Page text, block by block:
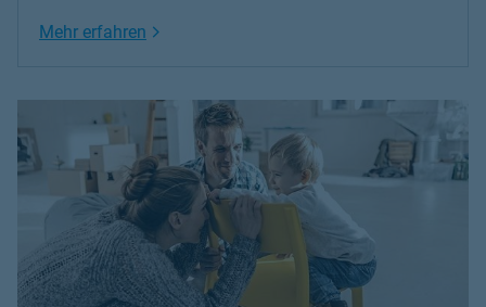
Mehr erfahren Link Opens in New Tab